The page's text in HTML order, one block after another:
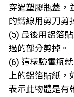
穿過塑膠瓶蓋，
的鐵線用剪刀剪
(5) 最後用鋁箔
過的部分剪掉。
(6) 這樣驗電瓶
上的鋁箔貼紙，
表示此物體是有